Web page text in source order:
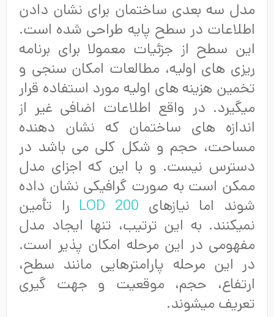
مدل سه بعدی ساختمان برای نشان دادن
اطلاعات در سطح پایه طراحی شده است.
این سطح از جزئیات معمولا برای برنامه
ریزی های اولیه، مطالعات امکان سنجی و
تخمین هزینه های اولیه مورد استفاده قرار
میگیرد. در واقع اطلاعات اضافی غیر از
اندازه های ساختمان که نشان دهنده
مساحت، حجم و شکل کلی می باشد در
دسترس نیست. و با این که اجزای مدل
ممکن است به صورت گرافیکی نشان داده
شوند اما نیازهای LOD 200را تأمین
نمیکنند. به این ترتیب، تنها ایجاد مدل
مفهومی در این مرحله امکان پذیر است.
در این مرحله پارامترهایی مانند سطح،
ارتفاع، حجم، موقعیت و جهت گیری
تعریف میشوند.